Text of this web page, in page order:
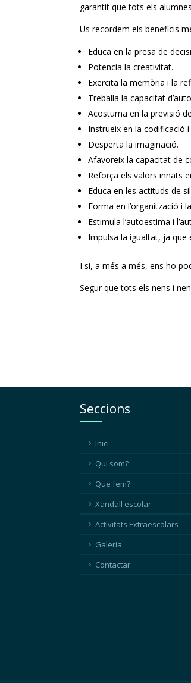
garantit que tots els
Us recordem els beneficis
Educa en la presa de
Potencia la creativitat.
Exercita la memòria i la
Treballa la capacitat
Acostuma en la previsió
Instrueix en la codificació
Desperta la imaginació.
Afavoreix la capacitat de
Reforça els valors innats
Educa en les actituds de
Forma en l’organització i
Estimula l’autoestima i
Impulsa la igualtat, ja
I si, a més a més, ens ho
Segur que tots els nens i
Seccions
Inici
Qui som?
Que fem?
Xandall escolar
Activitats Extraescolars
Galeria
Contactar